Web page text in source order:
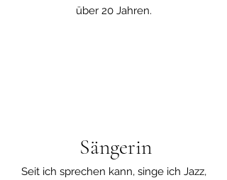
über 20 Jahren.
Sängerin
Seit ich sprechen kann, singe ich Jazz,